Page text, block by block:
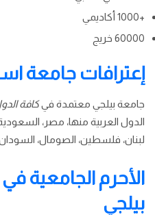
+1000 أكاديمي
60000 خريج
إعترافات جامعة
جامعة بيلجي معتمدة فيكافة
الدول العربية منها، مصر،
لبنان، فلسطين، الصومال،
الأحرم الجامعية
بيلجي